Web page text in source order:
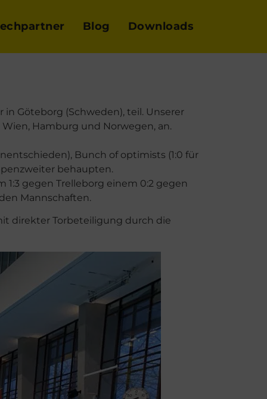
Blog Downloads
in Göteborg (Schweden), teil. Unserer
Hamburg und Norwegen, an.
Bunch of optimists (1:0 für
behaupten.
1:3 gegen Trelleborg einem 0:2 gegen
Mannschaften.
direkter Torbeteiligung durch die